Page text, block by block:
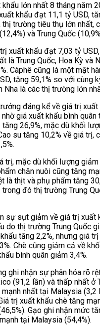
lớn nhất 8 tháng năm
khẩu đạt 11,1 tỷ USD,
trường tiêu thụ lớn nhất,
và Trung Quốc
xuất khẩu đạt 7,03 tỷ
là Trung Quốc, Hoa Kỳ và
Càphê cũng là một mặt
tăng 59,1% so với cùng
Nha là các thị trường lớn
đáng kể về giá trị xuất
giá xuất khẩu bình quân
26,9%, mặc dù khối
su tăng 10,2% về giá trị,
trị, mặc dù khối lượng giảm
chăn nuôi cũng tăng
là thịt và phụ phẩm tăng
đó thị trường Trung
sự sụt giảm về giá trị xuất
do thị trường Trung Quốc
tăng 2,2%, nhưng giá
Chè cũng giảm cả về
bình quân giảm 3,4%.
ghi nhận sự phân hóa rõ
(91,2 lần) và thấp nhất ở
nhất tại Malaysia (3,2
trị xuất khẩu chè tăng
Gạo ghi nhận mức
tại Malaysia (54,4%).